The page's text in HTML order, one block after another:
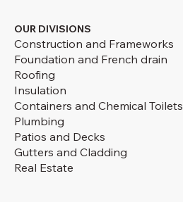
OUR DIVISIONS
Construction and Frameworks
Foundation and French drain
Roofing
Insulation
Containers and Chemical Toilets
Plumbing
Patios and Decks
Gutters and Cladding
Real Estate